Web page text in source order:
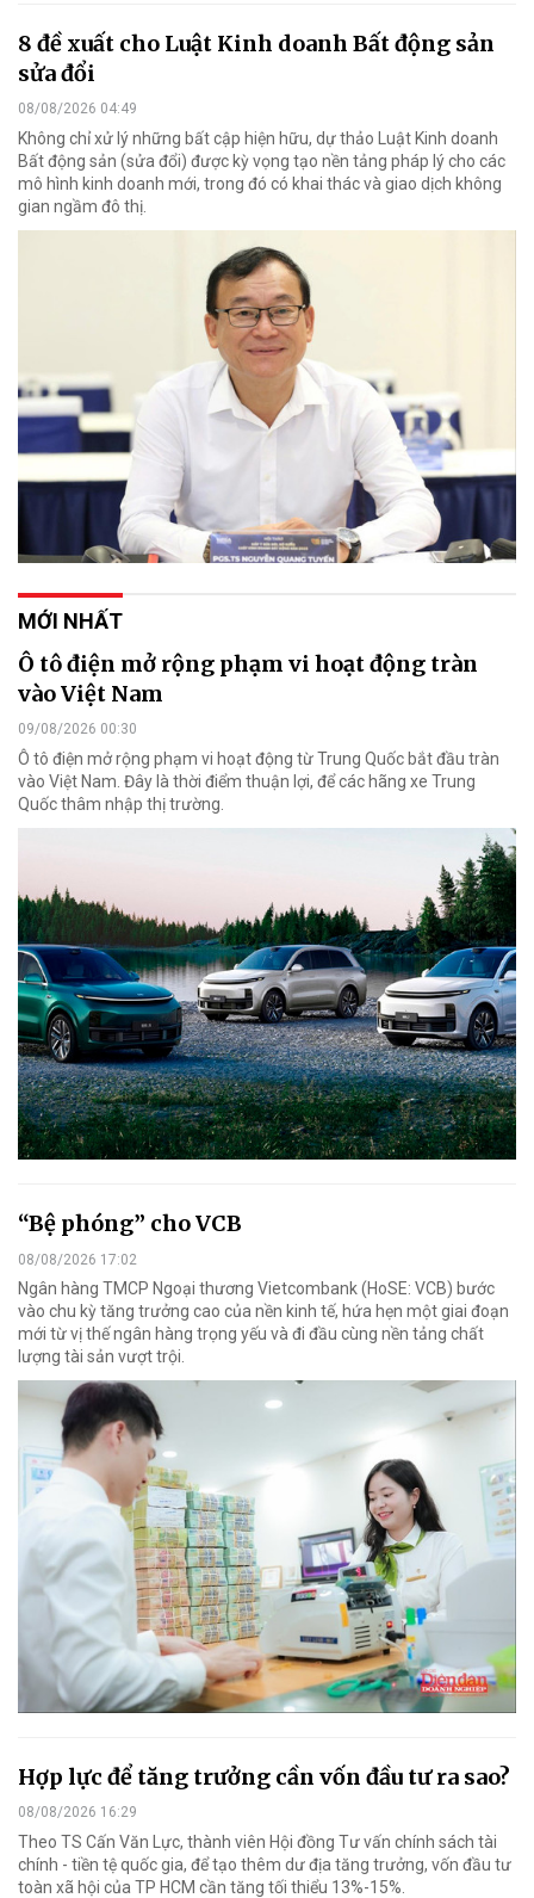
8 đề xuất cho Luật Kinh doanh Bất động sản
sửa đổi
08/08/2026 04:49
Không chỉ xử lý những bất cập hiện hữu, dự thảo Luật Kinh doanh
Bất động sản (sửa đổi) được kỳ vọng tạo nền tảng pháp lý cho các
mô hình kinh doanh mới, trong đó có khai thác và giao dịch không
gian ngầm đô thị.
MỚI NHẤT
Ô tô điện mở rộng phạm vi hoạt động tràn
vào Việt Nam
09/08/2026 00:30
Ô tô điện mở rộng phạm vi hoạt động từ Trung Quốc bắt đầu tràn
vào Việt Nam. Đây là thời điểm thuận lợi, để các hãng xe Trung
Quốc thâm nhập thị trường.
“Bệ phóng” cho VCB
08/08/2026 17:02
Ngân hàng TMCP Ngoại thương Vietcombank (HoSE: VCB) bước
vào chu kỳ tăng trưởng cao của nền kinh tế, hứa hẹn một giai đoạn
mới từ vị thế ngân hàng trọng yếu và đi đầu cùng nền tảng chất
lượng tài sản vượt trội.
Hợp lực để tăng trưởng cần vốn đầu tư ra sao?
08/08/2026 16:29
Theo TS Cấn Văn Lực, thành viên Hội đồng Tư vấn chính sách tài
chính - tiền tệ quốc gia, để tạo thêm dư địa tăng trưởng, vốn đầu tư
toàn xã hội của TP HCM cần tăng tối thiểu 13%-15%.